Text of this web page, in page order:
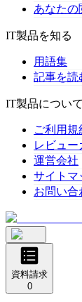
あなたの
IT製品を知る
用語集
記事を読
IT製品について
ご利用規
レビュー
運営会社
サイトマ
お問い合
資料請求
0